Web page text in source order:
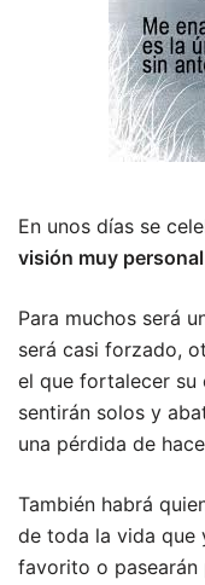
En unos días se
visión muy personal
Para muchos será
será casi forzado,
el que fortalecer su
sentirán solos y
una pérdida de
También habrá
de toda la vida que
favorito o pasearán